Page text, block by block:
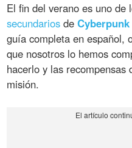
El fin del verano es uno de
secundarios deCyberpunk
guía completa en español,
que nosotros lo hemos
hacerlo y las recompensas
misión.